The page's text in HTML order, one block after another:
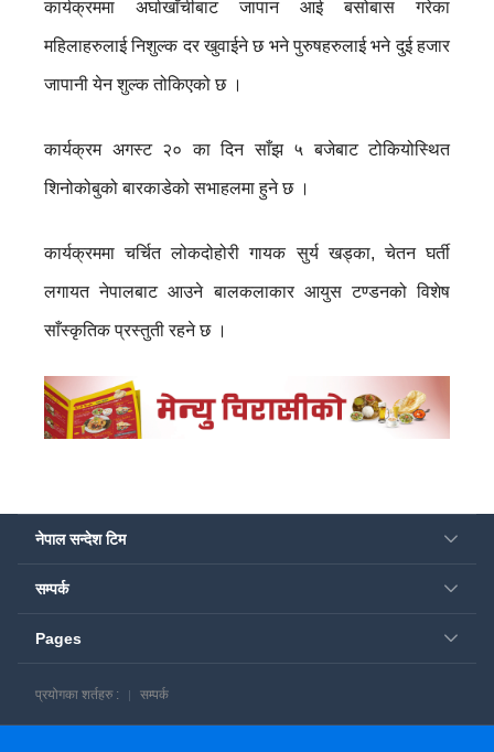
कार्यक्रममा अर्घाखाँचीबाट जापान आई बसोबास गरेका
महिलाहरुलाई निशुल्क दर खुवाईने छ भने पुरुषहरुलाई भने दुई हजार
जापानी येन शुल्क तोकिएको छ ।
कार्यक्रम अगस्ट २० का दिन साँझ ५ बजेबाट टोकियोस्थित
शिनोकोबुको बारकाडेको सभाहलमा हुने छ ।
कार्यक्रममा चर्चित लोकदोहोरी गायक सुर्य खड्का, चेतन घर्ती
लगायत नेपालबाट आउने बालकलाकार आयुस टण्डनको विशेष
साँस्कृतिक प्रस्तुती रहने छ ।
नेपाल सन्देश टिम
सम्पर्क
Pages
प्रयोगका शर्तहरु : सम्पर्क